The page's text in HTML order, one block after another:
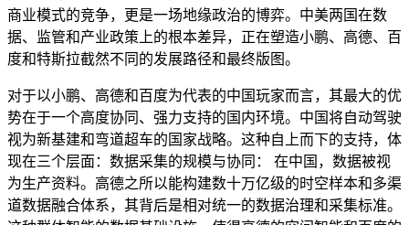
商业模式的竞争，更是一场地缘政治的博弈。中美两国在数
据、监管和产业政策上的根本差异，正在塑造小鹏、高德、百
度和特斯拉截然不同的发展路径和最终版图。
对于以小鹏、高德和百度为代表的中国玩家而言，其最大的优
势在于一个高度协同、强力支持的国内环境。中国将自动驾驶
视为新基建和弯道超车的国家战略。这种自上而下的支持，体
现在三个层面：数据采集的规模与协同： 在中国，数据被视
为生产资料。高德之所以能构建数十万亿级的时空样本和多渠
道数据融合体系，其背后是相对统一的数据治理和采集标准。